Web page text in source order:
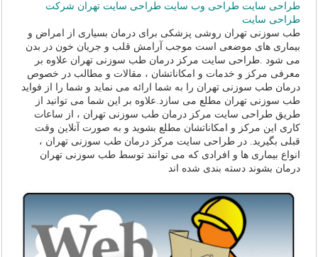
طراحی سایت طراحی وب سایت طراحی سایت تهران شرکت
طراحی سایت
طب سوزنی تهران روشی پزشکی برای درمان بسیاری از امراض و
بیماری های موضعی است موجب آرامش قلب و جریان خون در بدن
می شود .طراحی سایت مرکز درمان طب سوزنی تهران علاوه بر
معرفی مرکز و خدمات و امکاناتشان ، مقالات و مطالب در خصوص
درمان طب سوزنی تهران را به شما ارائه می نماید و شما را از فواید
طب سوزنی تهران مطلع می سازد.علاوه بر این شما می توانید از
طریق طراحی سایت مرکز درمان طب سوزنی تهران ، از ساعات
کاری این مرکز و امکاناتشان مطلع بشوید و به صورت آنلاین وقت
قبلی بگیرید. در طراحی سایت مرکز درمان طب سوزنی تهران ،
انواع بیماری ها و افرادی که می توانند توسط طب سوزنی تهران
درمان بشوند دسته بندی شده اند